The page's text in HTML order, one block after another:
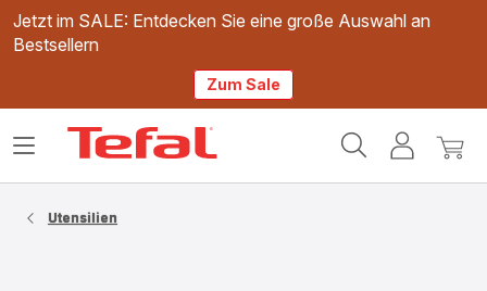
Jetzt im SALE: Entdecken Sie eine große Auswahl an
Bestsellern
Zum Sale
Mein
Mein
Das
Utensilien